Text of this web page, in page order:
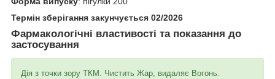
Термін зберігання закунчується 02/2026
Фармакологічні властивості та показання до
застосування
Дія з точки зору ТКМ. Чистить Жар, видаляє Вогонь.